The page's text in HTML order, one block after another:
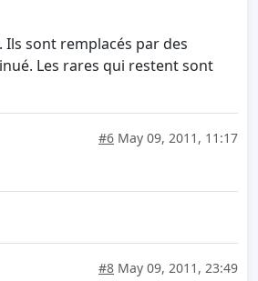
sont remplacés par des
Les rares qui restent sont
#6 May 09, 2011, 11:17
#8 May 09, 2011, 23:49